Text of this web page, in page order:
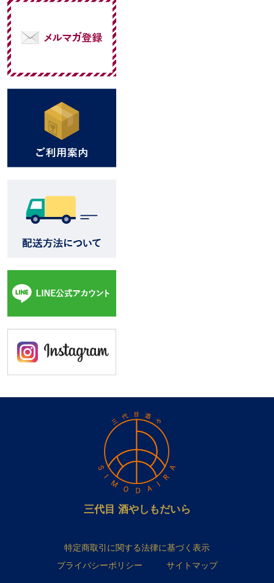
三代目 酒やしもだいら
特定商取引に関する法律に基づく表示
プライバシーポリシー
サイトマップ